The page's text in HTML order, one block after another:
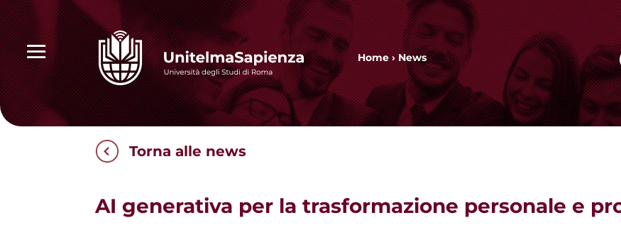
Torna alle news
AI generativa per la trasformazione personale e
Home›News